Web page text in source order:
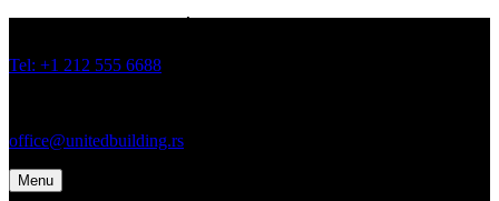
Tel: +1 212 555 6688
office@unitedbuilding.rs
Menu